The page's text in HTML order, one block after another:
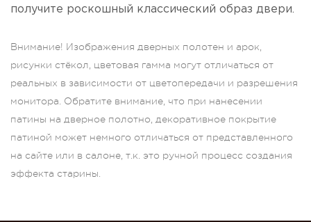
получите роскошный классический образ двери.
Внимание! Изображения дверных полотен и арок,
рисунки стёкол, цветовая гамма могут отличаться от
реальных в зависимости от цветопередачи и разрешения
монитора. Обратите внимание, что при нанесении
патины на дверное полотно, декоративное покрытие
патиной может немного отличаться от представленного
на сайте или в салоне, т.к. это ручной процесс создания
эффекта старины.